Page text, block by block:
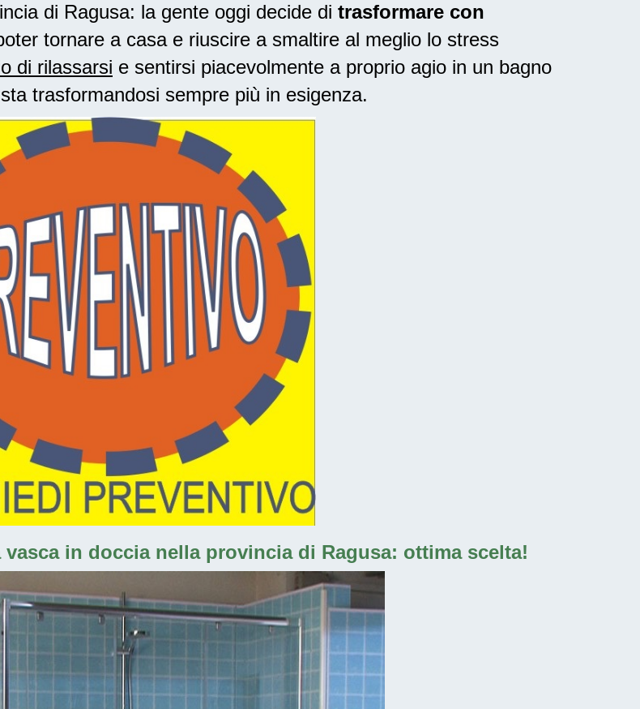
di Ragusa: la gente oggi decide di trasformare con
tornare a casa e riuscire a smaltire al meglio lo stress
di rilassarsi e sentirsi piacevolmente a proprio agio in un bagno
trasformandosi sempre più in esigenza.
in doccia nella provincia di Ragusa: ottima scelta!